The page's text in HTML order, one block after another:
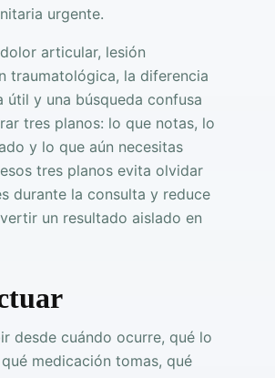
urgente.
articular, lesión
traumatológica, la diferencia
útil y una búsqueda confusa
tres planos: lo que notas, lo
y lo que aún necesitas
tres planos evita olvidar
durante la consulta y reduce
un resultado aislado en
desde cuándo ocurre, qué lo
medicación tomas, qué